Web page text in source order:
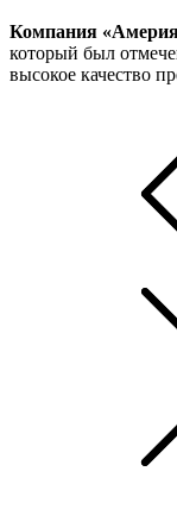
Компания «Америя
который был
высокое качество